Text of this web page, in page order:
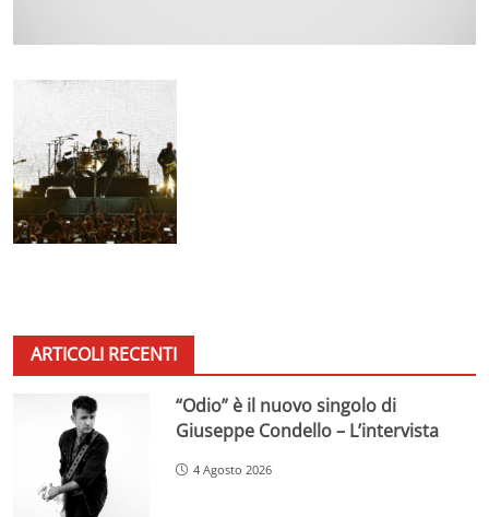
ARTICOLI RECENTI
“Odio” è il nuovo singolo di
Giuseppe Condello – L’intervista
4 Agosto 2026